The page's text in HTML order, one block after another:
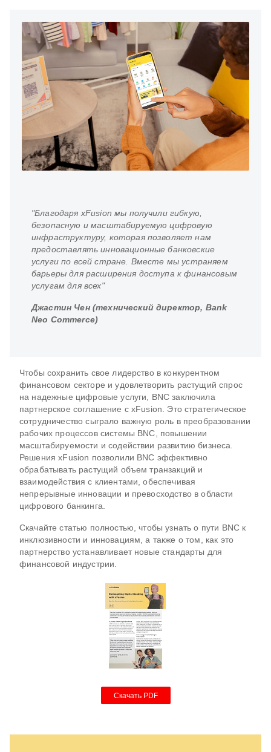
"Благодаря xFusion мы получили гибкую,
безопасную и масштабируемую цифровую
инфраструктуру, которая позволяет нам
предоставлять инновационные банковские
услуги по всей стране. Вместе мы устраняем
барьеры для расширения доступа к финансовым
услугам для всех"
Джастин Чен (технический директор, Bank
Neo Commerce)
Чтобы сохранить свое лидерство в конкурентном
финансовом секторе и удовлетворить растущий спрос
на надежные цифровые услуги, BNC заключила
партнерское соглашение с xFusion. Это стратегическое
сотрудничество сыграло важную роль в преобразовании
рабочих процессов системы BNC, повышении
масштабируемости и содействии развитию бизнеса.
Решения xFusion позволили BNC эффективно
обрабатывать растущий объем транзакций и
взаимодействия с клиентами, обеспечивая
непрерывные инновации и превосходство в области
цифрового банкинга.
Скачайте статью полностью, чтобы узнать о пути BNC к
инклюзивности и инновациям, а также о том, как это
партнерство устанавливает новые стандарты для
финансовой индустрии.
Скачать PDF